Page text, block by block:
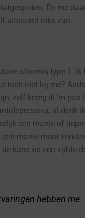
En me
uiteraard niks van.
stoornis type 1. Ik
toch niet bij me?
zelf kreeg ik ‘m pas
al denk
een manie of
manie moet
kans op een vijfde
hebben me